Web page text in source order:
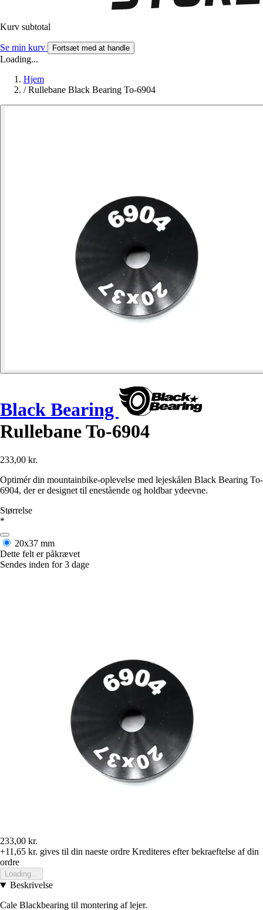
Kurv subtotal
Se min kurv Fortsæt med at handle
Loading...
Hjem
/ Rullebane Black Bearing To-6904
Black Bearing
Rullebane To-6904
233,00 kr.
Optimér din mountainbike-oplevelse med lejeskålen Black Bearing To-
6904, der er designet til enestående og holdbar ydeevne.
Størrelse
*
20x37 mm
Dette felt er påkrævet
Sendes inden for 3 dage
233,00 kr.
+11,65 kr. gives til din naeste ordre Krediteres efter bekraeftelse af din
ordre
Loading...
Beskrivelse
Cale Blackbearing til montering af lejer.